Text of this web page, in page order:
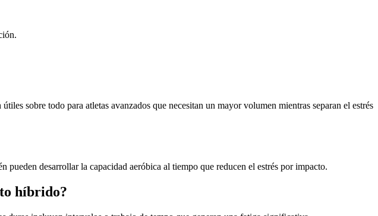
sobre todo para atletas avanzados que necesitan un mayor volumen mientras separan el estrés
desarrollar la capacidad aeróbica al tiempo que reducen el estrés por impacto.
híbrido?